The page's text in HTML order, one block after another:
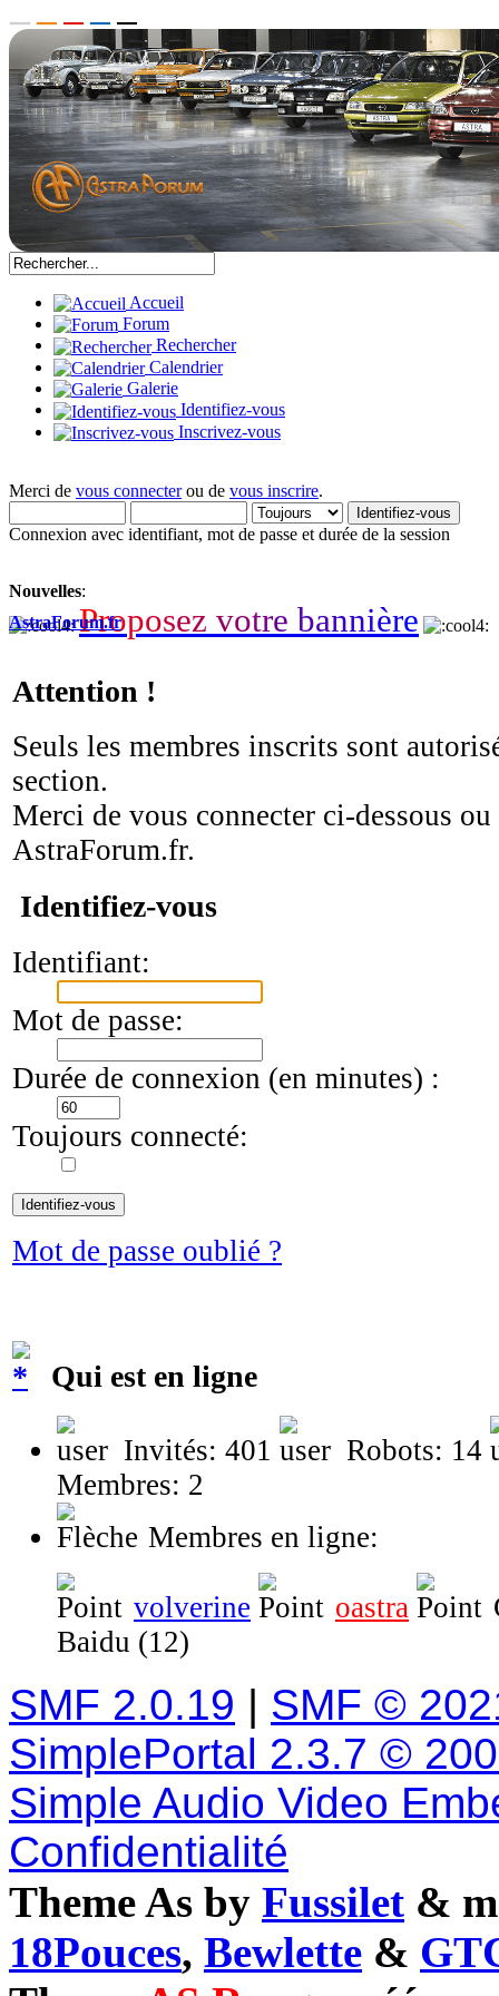
Accueil
Forum
Rechercher
Calendrier
Galerie
Identifiez-vous
Inscrivez-vous
Merci de vous connecterou de vous inscrire.
Connexion avec identifiant, mot de passe et durée de la session
Nouvelles:
Proposez votre bannière
AstraForum.fr
Attention !
Seuls les membres inscrits sont
section.
Merci de vous connecter ci-dessous ou
AstraForum.fr.
Identifiez-vous
Identifiant:
Mot de passe:
Durée de connexion (en minutes) :
Toujours connecté:
Mot de passe oublié ?
Qui est en ligne
Invités: 401
Robots: 14
Membres: 2
Membres en ligne:
volverine oastra
Baidu (12)
SMF 2.0.19 | SMF ©
SimplePortal 2.3.7 ©
Simple Audio Video
Confidentialité
Theme As by Fussilet &
18Pouces, Bewlette &